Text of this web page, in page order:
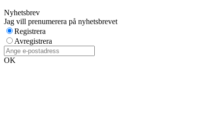
Nyhetsbrev
Jag vill prenumerera på nyhetsbrevet
Registrera
Avregistrera
OK